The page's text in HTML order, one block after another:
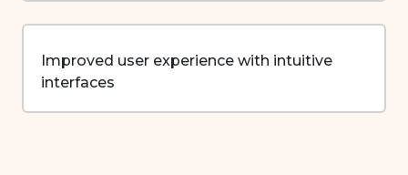
Improved user experience with intuitive
interfaces